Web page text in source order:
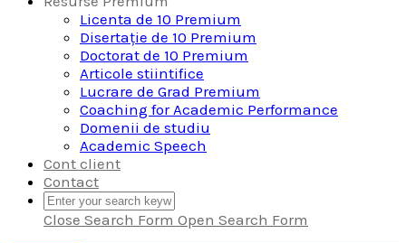
Licenta de 10 Premium
Disertație de 10 Premium
Doctorat de 10 Premium
Articole stiintifice
Lucrare de Grad Premium
Coaching for Academic Performance
Domenii de studiu
Academic Speech
Cont client
Contact
Close Search Form Open Search Form